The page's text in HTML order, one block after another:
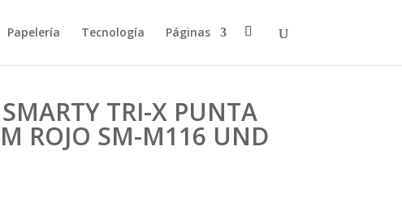
Papelería Tecnología Páginas
TRI-X PUNTA
ROJO SM-M116 UND